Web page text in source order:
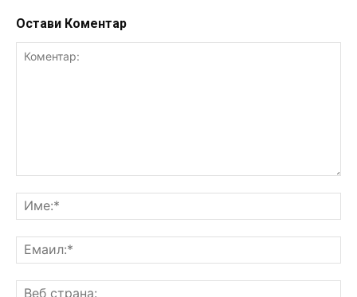
Остави Коментар